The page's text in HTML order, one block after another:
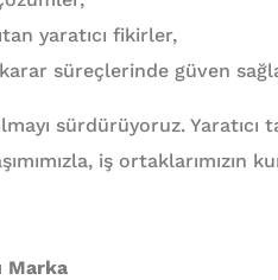
yaratıcı fikirler,
süreçlerinde güven
sürdürüyoruz. Yaratıcı
iş ortaklarımızın
Marka